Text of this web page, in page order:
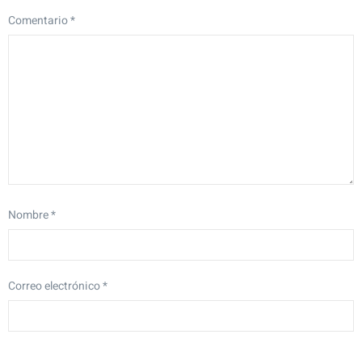
Comentario*
Nombre*
Correo electrónico*